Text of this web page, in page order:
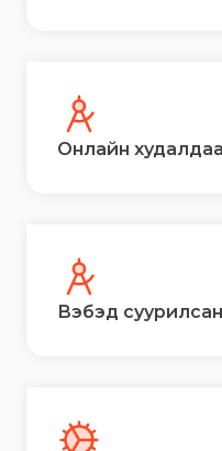
Онлайн
Вэбэд